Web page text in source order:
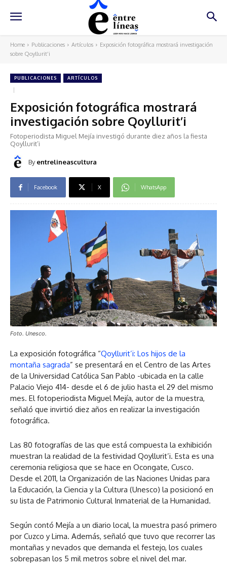
Home Publicaciones Artículos
Exposición fotográfica mostrará investigación
sobre Qoyllurit’i
PUBLICACIONES ARTÍCULOS
Exposición fotográfica mostrará
investigación sobre Qoyllurit’i
Fotoperiodista Miguel Mejía investigó durante diez años la fiesta
Qoyllurit’i
By entrelineascultura
Facebook X WhatsApp
Foto. Unesco.
La exposición fotográfica “Qoyllurit’i: Los hijos de la
montaña sagrada” se presentará en el Centro de las Artes
de la Universidad Católica San Pablo -ubicada en la calle
Palacio Viejo 414- desde el 6 de julio hasta el 29 del mismo
mes. El fotoperiodista Miguel Mejía, autor de la muestra,
señaló que invirtió diez años en realizar la investigación
fotográfica.
Las 80 fotografías de las que está compuesta la exhibición
muestran la realidad de la festividad Qoyllurit’i. Esta es una
ceremonia religiosa que se hace en Ocongate, Cusco.
Desde el 2011, la Organización de las Naciones Unidas para
la Educación, la Ciencia y la Cultura (Unesco) la posicionó en
su lista de Patrimonio Cultural Inmaterial de la Humanidad.
Según contó Mejía a un diario local, la muestra pasó primero
por Cuzco y Lima. Además, señaló que tuvo que recorrer las
montañas y nevados que demanda el festejo, los cuales
sobrepasan los 5 mil metros sobre el nivel del mar.